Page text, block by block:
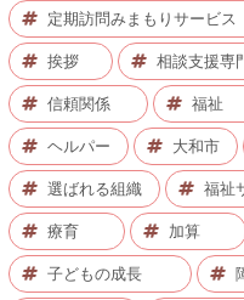
定期訪問みまもりサービス
挨拶 相談支援専
信頼関係 福祉
ヘルパー 大和市
選ばれる組織 福祉
療育 加算
子どもの成長